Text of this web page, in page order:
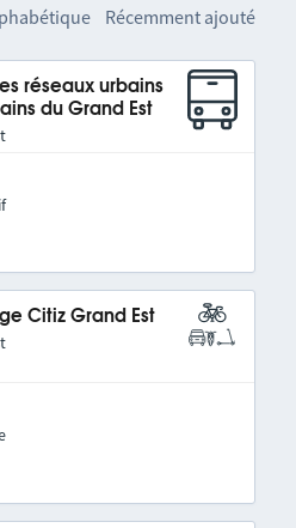
Récemment ajouté
réseaux urbains
du Grand Est
Citiz Grand Est